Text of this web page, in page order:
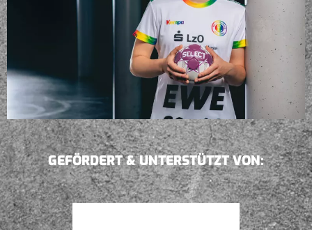
GEFÖRDERT & UNTERSTÜTZT VON: